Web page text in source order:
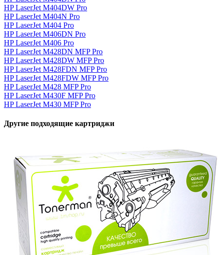
HP LaserJet M404DW Pro
HP LaserJet M404N Pro
HP LaserJet M404 Pro
HP LaserJet M406DN Pro
HP LaserJet M406 Pro
HP LaserJet M428DN MFP Pro
HP LaserJet M428DW MFP Pro
HP LaserJet M428FDN MFP Pro
HP LaserJet M428FDW MFP Pro
HP LaserJet M428 MFP Pro
HP LaserJet M430F MFP Pro
HP LaserJet M430 MFP Pro
Другие подходящие картриджи